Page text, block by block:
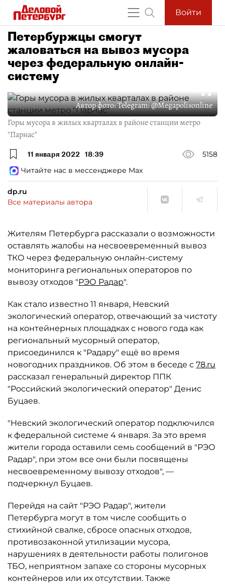
Войти
Петербуржцы смогут
жаловаться на вывоз мусора
через федеральную онлайн-
систему
Автор фото:Telegram: @Megapolisonline
Горы мусора в жилых кварталах в районе станции метро
"Парнас"
11 января 2022 18:39
5158
Читайте нас в мессенджере Max
dp.ru
Все материалы автора
Жителям Петербурга рассказали о возможности
оставлять жалобы на несвоевременный вывоз
ТКО через федеральную онлайн-систему
мониторинга региональных операторов по
вывозу отходов "РЭО Радар".
Как стало известно 11 января, Невский
экологический оператор, отвечающий за чистоту
на контейнерных площадках с нового года как
региональный мусорный оператор,
присоединился к "Радару" ещё во время
новогодних праздников. Об этом в беседе с 78.ru
рассказал генеральный директор ППК
"Российский экологический оператор" Денис
Буцаев.
"Невский экологический оператор подключился
к федеральной системе 4 января. За это время
жители города оставили семь сообщений в "РЭО
Радар", при этом все они были посвящены
несвоевременному вывозу отходов", —
подчеркнул Буцаев.
Перейдя на сайт "РЭО Радар", жители
Петербурга могут в том числе сообщить о
стихийной свалке, сбросе опасных отходов,
противозаконной утилизации мусора,
нарушениях в деятельности работы полигонов
ТБО, неприятном запахе со стороны мусорных
контейнеров или их отсутствии. Также